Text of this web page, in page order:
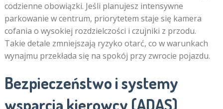
codzienne obowiązki. Jeśli planujesz intensywne
parkowanie w centrum, priorytetem staje się kamera
cofania o wysokiej rozdzielczości i czujniki z przodu.
Takie detale zmniejszają ryzyko otarć, co w warunkach
wynajmu przekłada się na spokój przy zwrocie pojazdu.
Bezpieczeństwo i systemy
wsparcia kierowcy (ADAS)